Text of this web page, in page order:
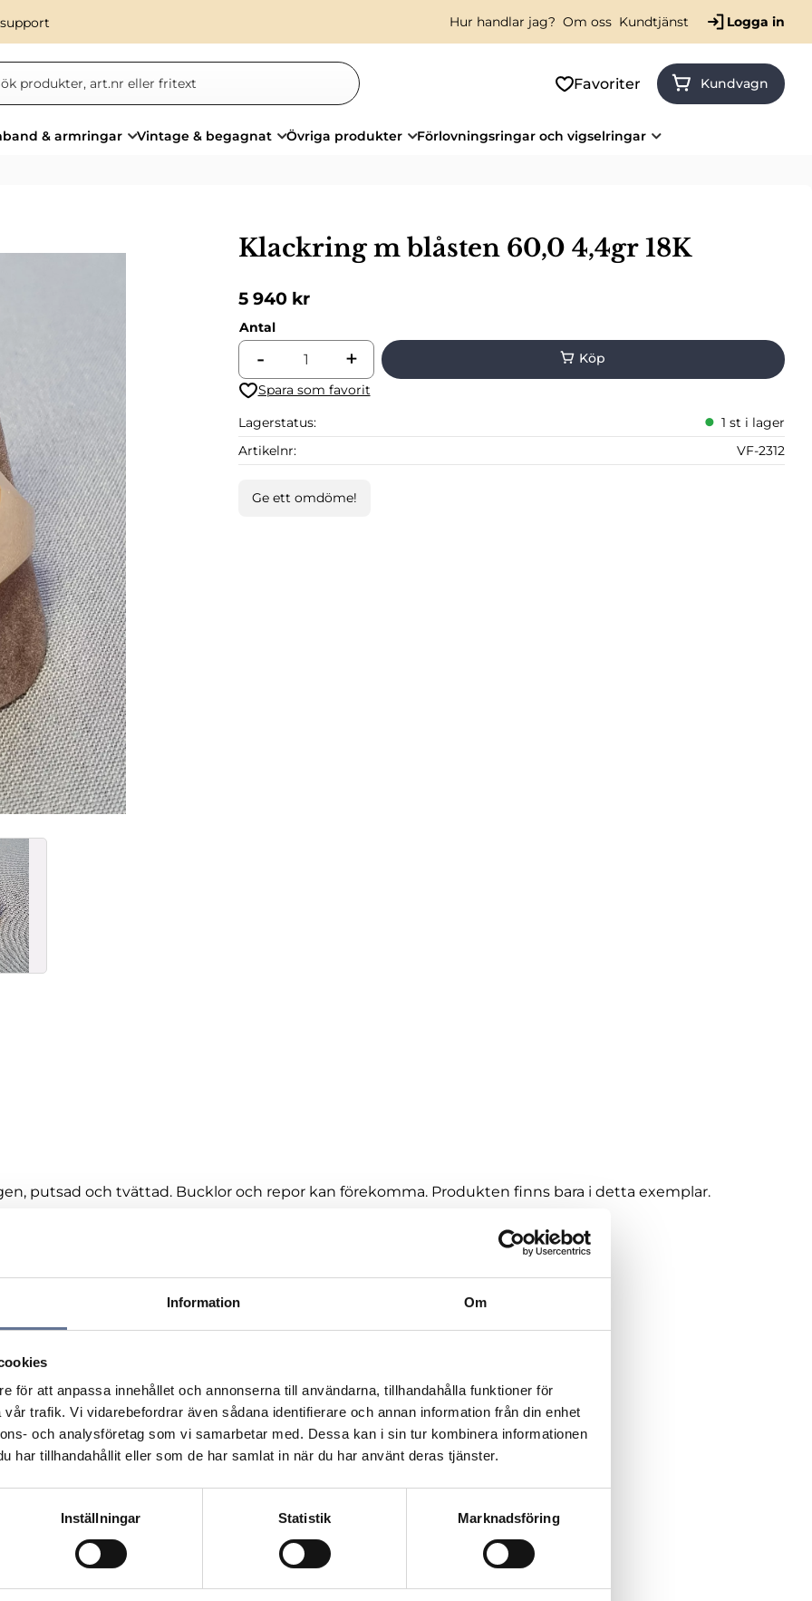
Information Om
för att anpassa innehållet och annonserna till användarna, tillhandahålla funktioner för
trafik. Vi vidarebefordrar även sådana identifierare och annan information från din enhet
och analysföretag som vi samarbetar med. Dessa kan i sin tur kombinera informationen
har tillhandahållit eller som de har samlat in när du har använt deras tjänster.
Inställningar Statistik Marknadsföring
Hur handlar jag? Om oss Kundtjänst Logga in
Favoriter Kundvagn
& armringar Vintage & begagnat Övriga produkter Förlovningsringar och vigselringar
Klackring m blåsten 60,0 4,4gr 18K
5 940kr
Antal
+
-
Lägg till i favoriter
Lagerstatus
1 st i lager
Artikelnr
VF-2312
Ge ett omdöme!
putsad och tvättad. Bucklor och repor kan förekomma. Produkten finns bara i detta exemplar.